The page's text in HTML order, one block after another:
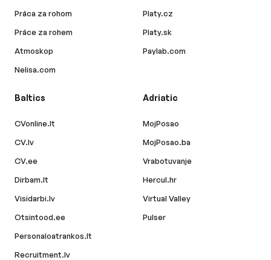
Práca za rohom
Práce za rohem
Atmoskop
Nelisa.com
Platy.cz
Platy.sk
Paylab.com
Baltics
CVonline.lt
CV.lv
CV.ee
Dirbam.lt
Visidarbi.lv
Otsintood.ee
Personaloatrankos.lt
Recruitment.lv
Adriatic
MojPosao
MojPosao.ba
Vrabotuvanje
Hercul.hr
Virtual Valley
Pulser